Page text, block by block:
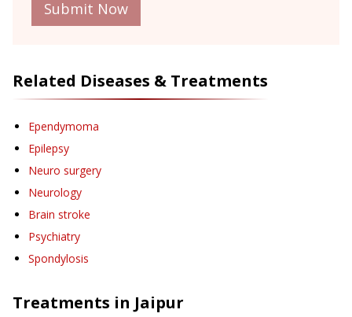
Submit Now
Related Diseases & Treatments
Ependymoma
Epilepsy
Neuro surgery
Neurology
Brain stroke
Psychiatry
Spondylosis
Treatments in Jaipur